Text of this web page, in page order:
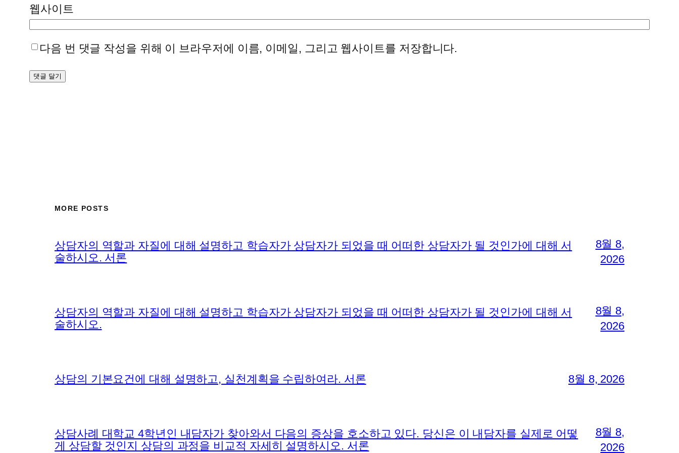
웹사이트
다음 번 댓글 작성을 위해 이 브라우저에 이름, 이메일, 그리고 웹사이트를 저장합니다.
MORE POSTS
상담자의 역할과 자질에 대해 설명하고 학습자가 상담자가 되었을 때 어떠한 상담자가 될 것인가에 대해 서
술하시오. 서론
8월 8,
2026
상담자의 역할과 자질에 대해 설명하고 학습자가 상담자가 되었을 때 어떠한 상담자가 될 것인가에 대해 서
술하시오.
8월 8,
2026
상담의 기본요건에 대해 설명하고, 실천계획을 수립하여라. 서론 8월 8, 2026
상담사례 대학교 4학년인 내담자가 찾아와서 다음의 증상을 호소하고 있다. 당신은 이 내담자를 실제로 어떻
게 상담할 것인지 상담의 과정을 비교적 자세히 설명하시오. 서론
8월 8,
2026